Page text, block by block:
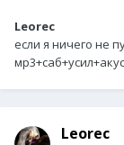
Leorec
если я ничего не
Leorec